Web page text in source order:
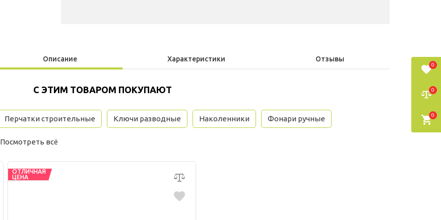
Описание Характеристики Отзывы
С ЭТИМ ТОВАРОМ ПОКУПАЮТ
Перчатки строительные Ключи разводные Наколенники Фонари ручные
Посмотреть всё
ОТЛИЧНАЯ
ЦЕНА
0
0
0